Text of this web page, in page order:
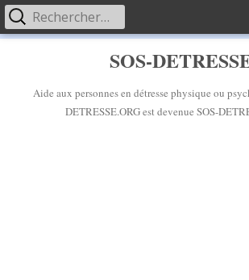
content
SOS-
Aide aux personnes en détresse physique ou
DETRESSE.ORG est devenue SOS-
Primary
Rechercher :